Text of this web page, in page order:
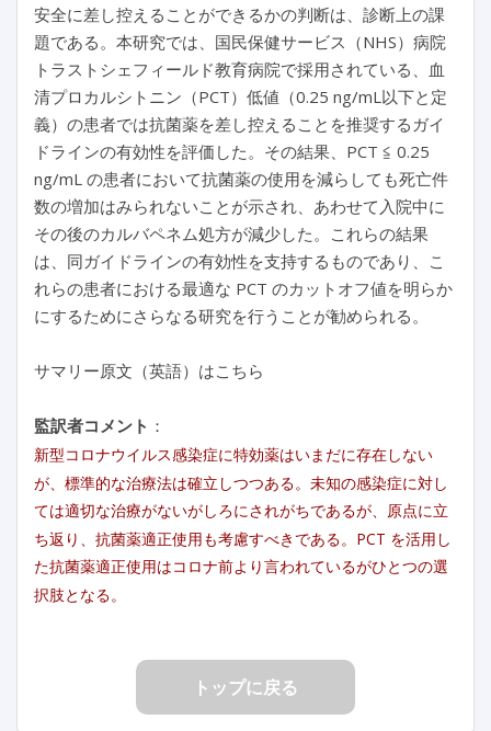
安全に差し控えることができるかの判断は、診断上の課
題である。本研究では、国民保健サービス（NHS）病院
トラストシェフィールド教育病院で採用されている、血
清プロカルシトニン（PCT）低値（0.25 ng/mL以下と定
義）の患者では抗菌薬を差し控えることを推奨するガイ
ドラインの有効性を評価した。その結果、PCT ≦ 0.25
ng/mL の患者において抗菌薬の使用を減らしても死亡件
数の増加はみられないことが示され、あわせて入院中に
その後のカルバペネム処方が減少した。これらの結果
は、同ガイドラインの有効性を支持するものであり、こ
れらの患者における最適な PCT のカットオフ値を明らか
にするためにさらなる研究を行うことが勧められる。
サマリー原文（英語）はこちら
監訳者コメント ：
新型コロナウイルス感染症に特効薬はいまだに存在しない
が、標準的な治療法は確立しつつある。未知の感染症に対し
ては適切な治療がないがしろにされがちであるが、原点に立
ち返り、抗菌薬適正使用も考慮すべきである。PCT を活用し
た抗菌薬適正使用はコロナ前より言われているがひとつの選
択肢となる。
トップに戻る